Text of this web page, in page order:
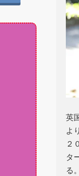
英
よ
２
タ
る